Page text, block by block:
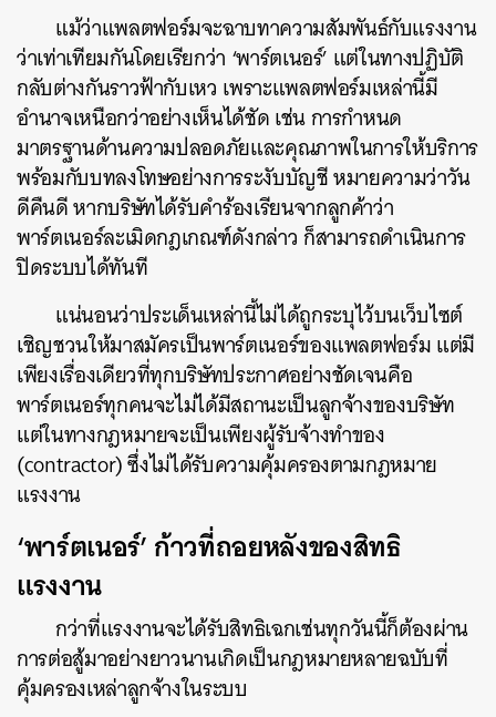
แม้ว่าแพลตฟอร์มจะฉาบทาความสัมพันธ์กับแรงงาน
ว่าเท่าเทียมกันโดยเรียกว่า ‘พาร์ตเนอร์’ แต่ในทางปฏิบัติ
กลับต่างกันราวฟ้ากับเหว เพราะแพลตฟอร์มเหล่านี้มี
อำนาจเหนือกว่าอย่างเห็นได้ชัด เช่น การกำหนด
มาตรฐานด้านความปลอดภัยและคุณภาพในการให้บริการ
พร้อมกับบทลงโทษอย่างการระงับบัญชี หมายความว่าวัน
ดีคืนดี หากบริษัทได้รับคำร้องเรียนจากลูกค้าว่า
พาร์ตเนอร์ละเมิดกฎเกณฑ์ดังกล่าว ก็สามารถดำเนินการ
ปิดระบบได้ทันที
แน่นอนว่าประเด็นเหล่านี้ไม่ได้ถูกระบุไว้บนเว็บไซต์
เชิญชวนให้มาสมัครเป็นพาร์ตเนอร์ของแพลตฟอร์ม แต่มี
เพียงเรื่องเดียวที่ทุกบริษัทประกาศอย่างชัดเจนคือ
พาร์ตเนอร์ทุกคนจะไม่ได้มีสถานะเป็นลูกจ้างของบริษัท
แต่ในทางกฎหมายจะเป็นเพียงผู้รับจ้างทำของ
(contractor) ซึ่งไม่ได้รับความคุ้มครองตามกฎหมาย
แรงงาน
‘พาร์ตเนอร์’ ก้าวที่ถอยหลังของสิทธิ
แรงงาน
กว่าที่แรงงานจะได้รับสิทธิเฉกเช่นทุกวันนี้ก็ต้องผ่าน
การต่อสู้มาอย่างยาวนานเกิดเป็นกฎหมายหลายฉบับที่
คุ้มครองเหล่าลูกจ้างในระบบ